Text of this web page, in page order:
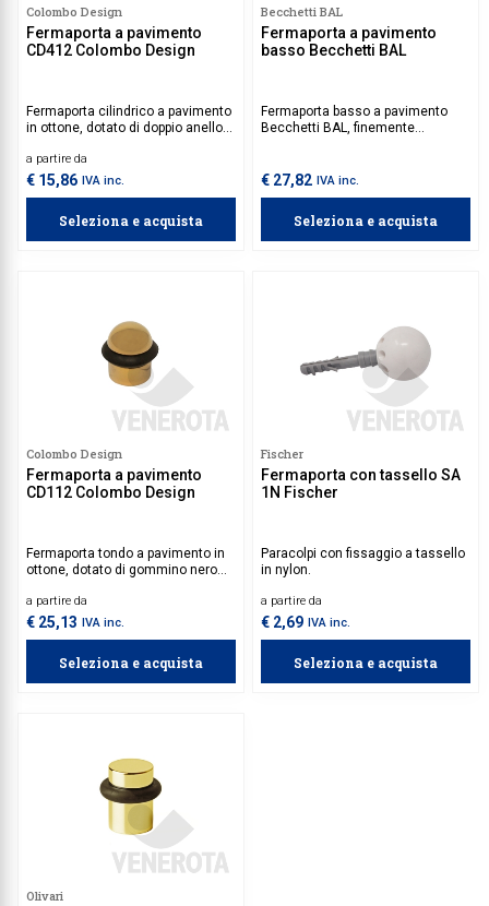
Colombo Design
Fermaporta a pavimento
CD412 Colombo Design
Fermaporta cilindrico a pavimento
in ottone, dotato di doppio anello
a partire da
€ 15,86 IVA inc.
Seleziona e acquista
Becchetti BAL
Fermaporta a pavimento
basso Becchetti BAL
Fermaporta basso a pavimento
Becchetti BAL, finemente
qualsiasi stile d’arredo, offrendo
un tocco di eleganza discreta.
€ 27,82 IVA inc.
Seleziona e acquista
Colombo Design
Fermaporta a pavimento
CD112 Colombo Design
Fermaporta tondo a pavimento in
ottone, dotato di gommino nero
a partire da
€ 25,13 IVA inc.
Seleziona e acquista
Fischer
Fermaporta con tassello SA
1N Fischer
Paracolpi con fissaggio a tassello
in nylon.
a partire da
€ 2,69 IVA inc.
Seleziona e acquista
Olivari